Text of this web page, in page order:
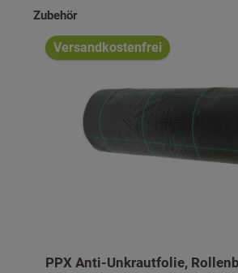
Produktgalerie überspringen
Zubehör
Versandkostenfrei
PPX Anti-Unkrautfolie,